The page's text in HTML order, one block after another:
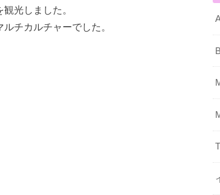
光しました。
チカルチャーでした。